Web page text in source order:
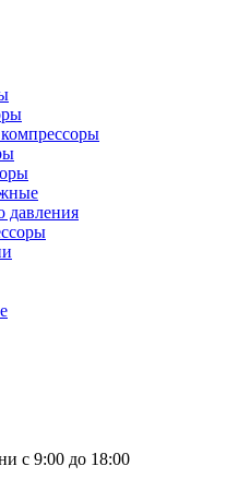
давления
с 9:00 до 18:00